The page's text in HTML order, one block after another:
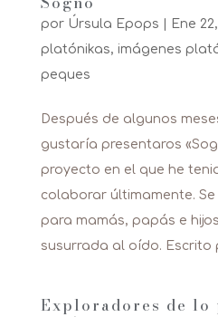
por Úrsula Epops Ene
platónikas, imágenes
peques
Después de algunos
gustaría presentaros
proyecto en el que he
colaborar últimamente.
para mamás, papás e
susurrada al oído. Escrito
Exploradores de lo